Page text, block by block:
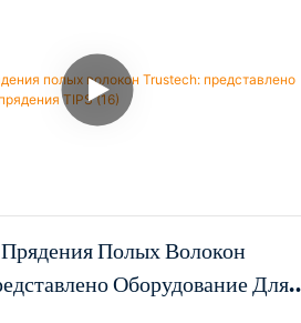
Полых Волокон
Оборудование Для